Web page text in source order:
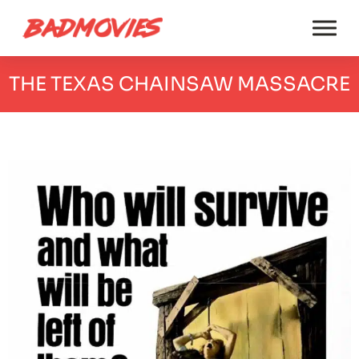
THE TEXAS CHAINSAW MASSACRE